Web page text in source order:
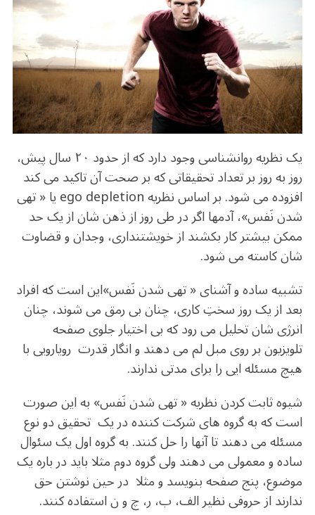
o
k
m p
p
یک نظریه روانشناسی وجود دارد که از حدود ۲۰ سال پیش،
روز به روز بر تعداد تحقیقاتی که بر صحت آن تاکید می کند
افزوده می شود. بر اساس نظریه ego depletion یا « تهی
شدن نَفس»، آدمها اگر در طی روز از ذهن شان از یک حد
ممکن بیشتر کار بکشند از خویشتنداری، وجدان و قضاوت
شان کاسته می شود.
تشبیه ساده و آشنای « تهی شدن نَفس»این است که افراد
بعد از یک روز سختِ کاری، چنان بی رمق می شوند، چنان
انرژی شان تحلیل می رود که بی اختیار جلوی صفحه
تلویزیون بر روی مبل لم می دهند و انگار قدرت رویارویی با
هیچ مسئله ایی را برای مدتی ندارند.
شیوه ثابت کردن نظریه « تهی شدن نَفس» به این صورت
است که به گروه های شرکت کننده در یک تحقیق دو نوع
مسئله می دهند تا آنها را حل کنند. به گروه اول یک سئوال
ساده و معمولی می دهند ولی گروه دوم مثلا باید در باره یک
موضوع، پنج صفحه بنویسد و مثلا در حین نوشتن حق
ندارند از حروفی نظیر الف، ب، ر، چ و ن استفاده کنند.